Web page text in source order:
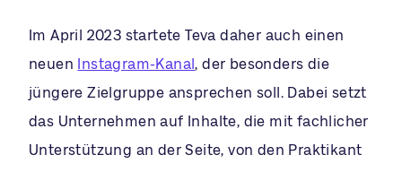
Im April 2023 startete Teva daher auch einen
neuen
Instagram-Kanal, der besonders die
jüngere Zielgruppe ansprechen soll. Dabei setzt
das Unternehmen auf Inhalte, die mit fachlicher
Unterstützung an der Seite, von den Praktikant